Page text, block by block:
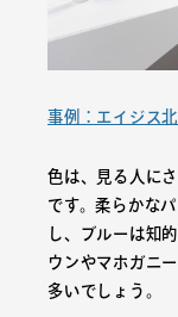
事例：エイジス
色は、見る人に
です。柔らかな
し、ブルーは知
ウンやマホガニ
多いでしょう。